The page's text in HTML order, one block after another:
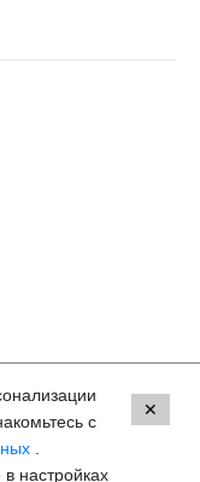
1
с
настройках
✕